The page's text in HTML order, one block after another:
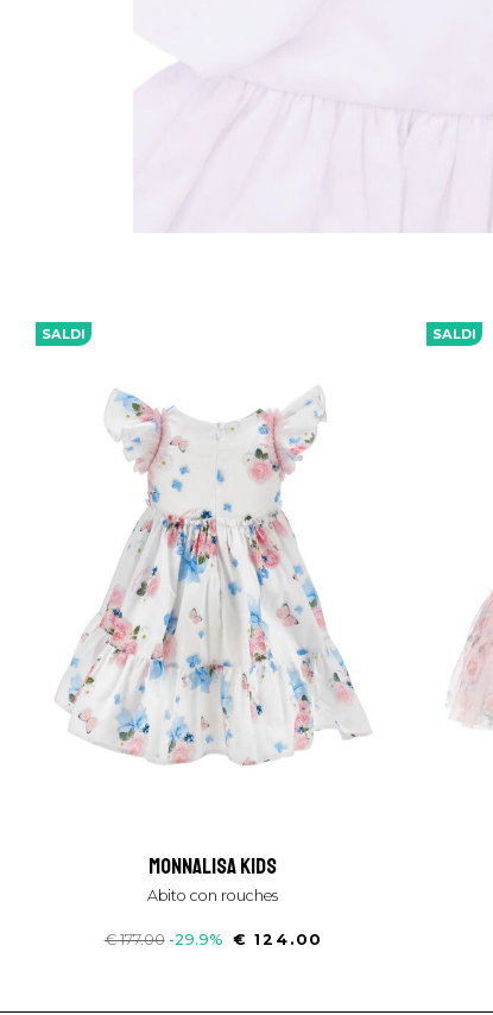
SALDI
monnalisa kids
abito con rouches
€ 177.00 -29.9% € 124.00
SALDI